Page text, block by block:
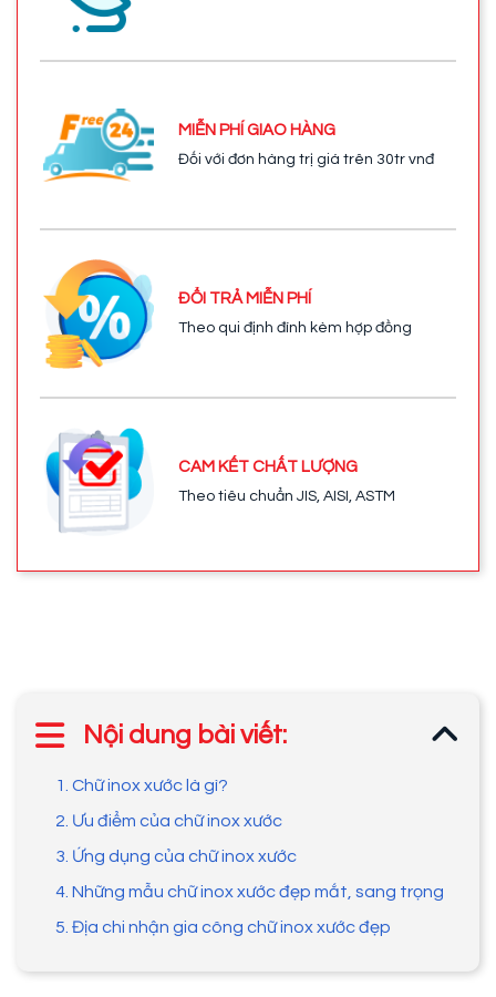
MIỄN PHÍ GIAO HÀNG
Đối với đơn hàng trị giá trên 30tr vnđ
ĐỔI TRẢ MIỄN PHÍ
Theo qui định đính kèm hợp đồng
CAM KẾT CHẤT LƯỢNG
Theo tiêu chuẩn JIS, AISI, ASTM
Nội dung bài viết:
1. Chữ inox xước là gì?
2. Ưu điểm của chữ inox xước
3. Ứng dụng của chữ inox xước
4. Những mẫu chữ inox xước đẹp mắt, sang trọng
5. Địa chi nhận gia công chữ inox xước đẹp